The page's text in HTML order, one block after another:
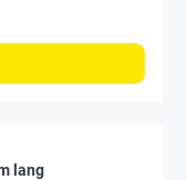
lang